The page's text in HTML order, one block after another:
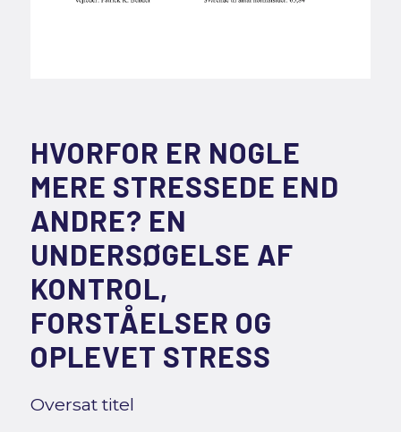
HVORFOR ER NOGLE
MERE STRESSEDE END
ANDRE? EN
UNDERSØGELSE AF
KONTROL,
FORSTÅELSER OG
OPLEVET STRESS
Oversat titel